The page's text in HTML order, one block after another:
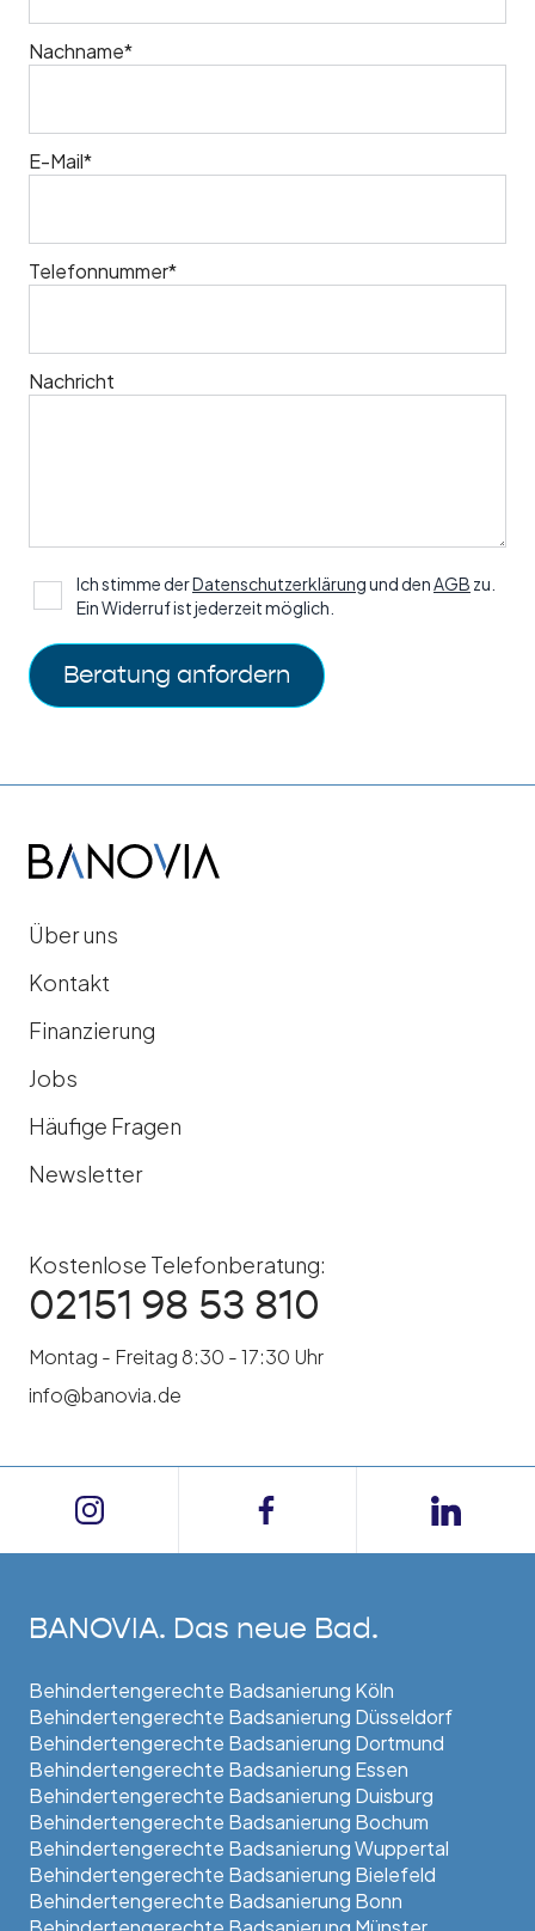
Nachname*
E-Mail*
Telefonnummer*
Nachricht
Ich stimme derDatenschutzerklärungund denAGB zu.
Ein Widerruf ist jederzeit möglich.
Beratung anfordern
Über uns
Kontakt
Finanzierung
Jobs
Häufige Fragen
Newsletter
Kostenlose Telefonberatung:
02151 98 53 810
Montag - Freitag 8:30 - 17:30 Uhr
info@banovia.de
BANOVIA. Das neue Bad.
Behindertengerechte Badsanierung Köln
Behindertengerechte Badsanierung Düsseldorf
Behindertengerechte Badsanierung Dortmund
Behindertengerechte Badsanierung Essen
Behindertengerechte Badsanierung Duisburg
Behindertengerechte Badsanierung Bochum
Behindertengerechte Badsanierung Wuppertal
Behindertengerechte Badsanierung Bielefeld
Behindertengerechte Badsanierung Bonn